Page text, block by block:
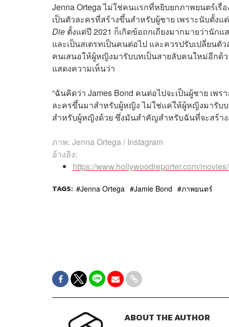
Jenna Ortega ไม่ใช่คนแรกที่หยิบยกภาพยนตร์เรื่
เป็นตัวละครที่สร้างขึ้นสำหรับผู้ชาย เพราะนับตั้ง
Die ตั้งแต่ปี 2021 ก็เกิดข้อถกเถียงมากมายว่านัก
และเป็นสเตรทเป็นคนต่อไป และควรปรับเปลี่ยน
คนเสนอให้ผู้หญิงมารับบทเป็นสายลับคนใหม่อีกด้
แสดงความเห็นว่า
“ฉันคิดว่า James Bond คนต่อไปจะเป็นผู้ชาย เพ
ละครขึ้นมาสำหรับผู้หญิง ไม่ใช่แค่ให้ผู้หญิงมารับ
สำหรับผู้หญิงด้วย ซึ่งมันสำคัญสำหรับฉันที่จะสร้า
ภาพ: Jenna Ortega / Instagram
อ้างอิง:
https://www.hollywoodreporter.com/
TAGS: Jenna Ortega Jamie Bond ภาพยนตร์
ABOUT THE AUTHOR